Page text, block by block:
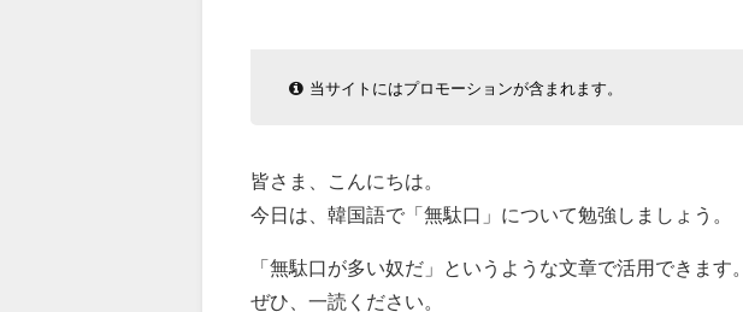
当サイトにはプロモーションが含まれます。
皆さま、こんにちは。
今日は、韓国語で「無駄口」について勉強しましょう。
「無駄口が多い奴だ」というような文章で活用できます。
ぜひ、一読ください。